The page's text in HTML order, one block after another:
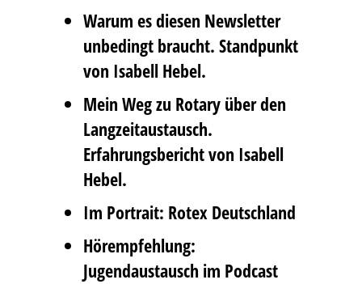
Warum es diesen Newsletter
unbedingt braucht. Standpunkt
von Isabell Hebel.
Mein Weg zu Rotary über den
Langzeitaustausch.
Erfahrungsbericht von Isabell
Hebel.
Im Portrait: Rotex Deutschland
Hörempfehlung:
Jugendaustausch im Podcast